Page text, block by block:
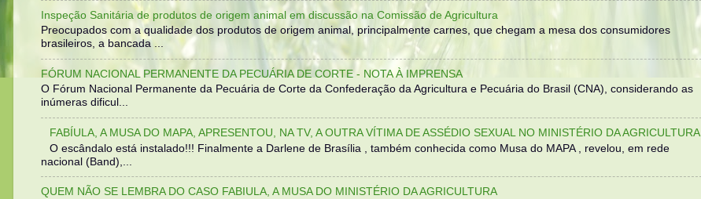
Inspeção Sanitária de produtos de origem animal em discussão na Comissão de Agricultura
Preocupados com a qualidade dos produtos de origem animal, principalmente carnes, que chegam a mesa dos consumidores
brasileiros, a bancada ...
FÓRUM NACIONAL PERMANENTE DA PECUÁRIA DE CORTE - NOTA À IMPRENSA
O Fórum Nacional Permanente da Pecuária de Corte da Confederação da Agricultura e Pecuária do Brasil (CNA), considerando as
inúmeras dificul...
FABÍULA, A MUSA DO MAPA, APRESENTOU, NA TV, A OUTRA VÍTIMA DE ASSÉDIO SEXUAL NO MINISTÉRIO DA AGRICULTURA
O escândalo está instalado!!! Finalmente a Darlene de Brasília , também conhecida como Musa do MAPA , revelou, em rede
nacional (Band),...
QUEM NÃO SE LEMBRA DO CASO FABIULA, A MUSA DO MINISTÉRIO DA AGRICULTURA